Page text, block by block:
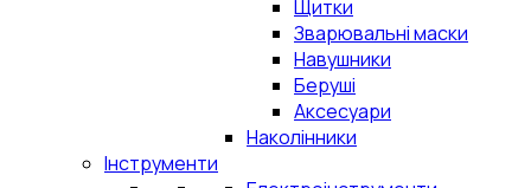
Щитки
Зварювальні маски
Навушники
Беруші
Аксесуари
Наколінники
Інструменти